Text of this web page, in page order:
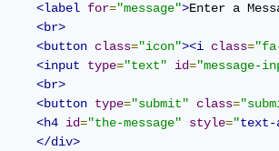
<label for="message">Enter a
<br>
<button class="icon"><i class=
<input
type="text" id="message-
<br>
<button type="submit" class=
<h4 id="the-message" style="text-
</div>